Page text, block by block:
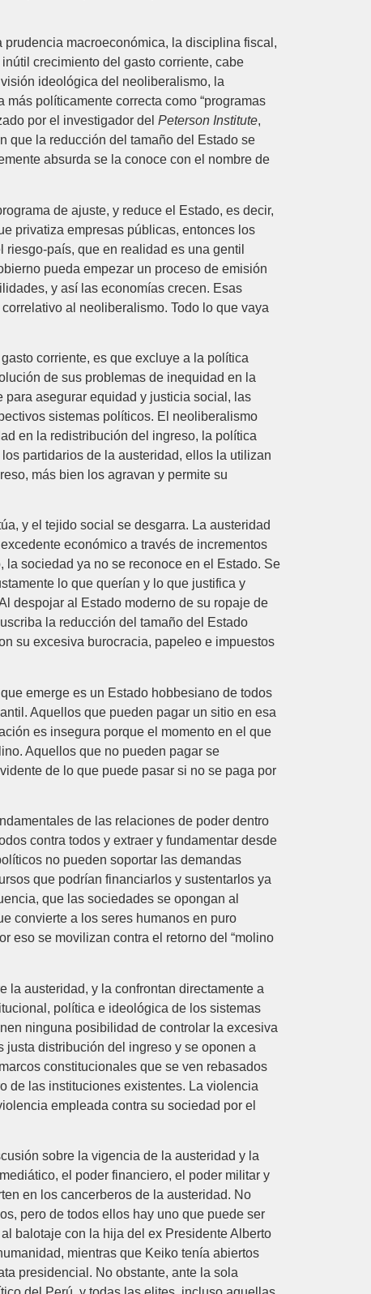
macroeconómica, la disciplina fiscal,
crecimiento del gasto corriente, cabe
ideológica del neoliberalismo, la
políticamente correcta como “programas
por el investigador del Peterson Institute,
que la reducción del tamaño del Estado se
absurda se la conoce con el nombre de
de ajuste, y reduce el Estado, es decir,
privatiza empresas públicas, entonces los
país, que en realidad es una gentil
pueda empezar un proceso de emisión
y así las economías crecen. Esas
al neoliberalismo. Todo lo que vaya
corriente, es que excluye a la política
de sus problemas de inequidad en la
asegurar equidad y justicia social, las
sistemas políticos. El neoliberalismo
en la redistribución del ingreso, la política
partidarios de la austeridad, ellos la utilizan
más bien los agravan y permite su
y el tejido social se desgarra. La austeridad
económico a través de incrementos
sociedad ya no se reconoce en el Estado. Se
lo que querían y lo que justifica y
despojar al Estado moderno de su ropaje de
la reducción del tamaño del Estado
su excesiva burocracia, papeleo e impuestos
emerge es un Estado hobbesiano de todos
Aquellos que pueden pagar un sitio en esa
es insegura porque el momento en el que
Aquellos que no pueden pagar se
de lo que puede pasar si no se paga por
de las relaciones de poder dentro
contra todos y extraer y fundamentar desde
no pueden soportar las demandas
que podrían financiarlos y sustentarlos ya
que las sociedades se opongan al
convierte a los seres humanos en puro
eso se movilizan contra el retorno del “molino
la austeridad, y la confrontan directamente a
política e ideológica de los sistemas
ninguna posibilidad de controlar la excesiva
distribución del ingreso y se oponen a
constitucionales que se ven rebasados
de las instituciones existentes. La violencia
empleada contra su sociedad por el
sobre la vigencia de la austeridad y la
el poder financiero, el poder militar y
en los cancerberos de la austeridad. No
pero de todos ellos hay uno que puede ser
balotaje con la hija del ex Presidente Alberto
mientras que Keiko tenía abiertos
presidencial. No obstante, ante la sola